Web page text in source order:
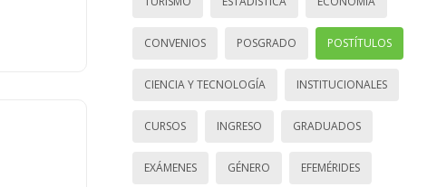
CONVENIOS POSGRADO POSTÍTULOS
CIENCIA Y TECNOLOGÍA INSTITUCIONALES
CURSOS INGRESO GRADUADOS
EXÁMENES GÉNERO EFEMÉRIDES